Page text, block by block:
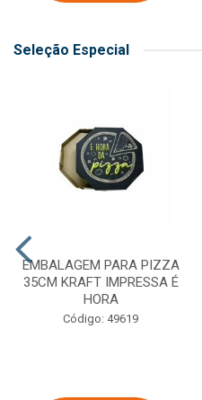
Seleção Especial
EMBALAGEM PARA PIZZA
35CM KRAFT IMPRESSA É
HORA
Código: 49619